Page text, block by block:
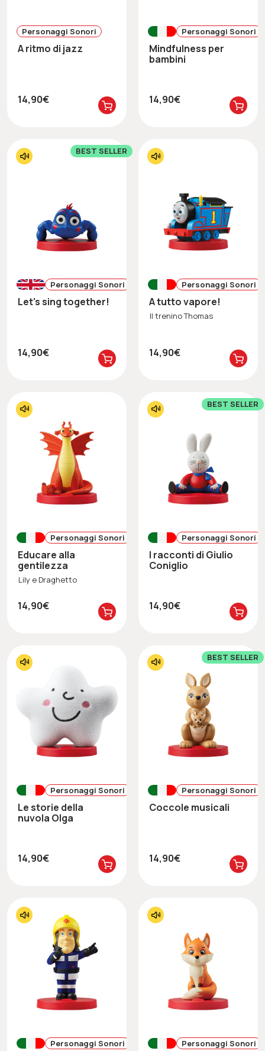
Personaggi Sonori
A ritmo di jazz
14,90€
Personaggi Sonori
Mindfulness per
bambini
14,90€
BEST SELLER
Personaggi Sonori
Let's sing together!
14,90€
Personaggi Sonori
A tutto vapore!
Il trenino Thomas
14,90€
Personaggi Sonori
Educare alla
gentilezza
Lily e Draghetto
14,90€
BEST SELLER
Personaggi Sonori
I racconti di Giulio
Coniglio
14,90€
Personaggi Sonori
Le storie della
nuvola Olga
14,90€
BEST SELLER
Personaggi Sonori
Coccole musicali
14,90€
Personaggi Sonori Personaggi Sonori